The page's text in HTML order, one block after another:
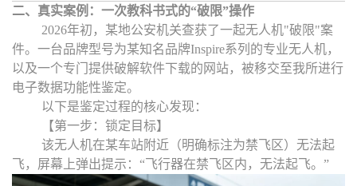
二、真实案例：一次教科书式的“破限”操作
2026年初，某地公安机关查获了一起无人机"破限"案
件。一台品牌型号为某知名品牌Inspire系列的专业无人机，
以及一个专门提供破解软件下载的网站，被移交至我所进行
电子数据功能性鉴定。
以下是鉴定过程的核心发现：
【第一步：锁定目标】
该无人机在某车站附近（明确标注为禁飞区）无法起
飞，屏幕上弹出提示： “飞行器在禁飞区内，无法起飞。 ”